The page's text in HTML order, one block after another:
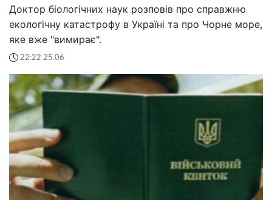
Доктор біологічних наук розповів про справжню
екологічну катастрофу в Україні та про Чорне море,
яке вже "вимирає".
22:22 25.06